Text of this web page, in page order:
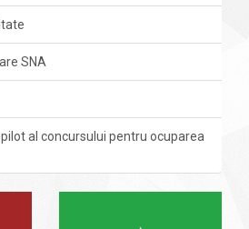
SNA
al concursului pentru ocuparea